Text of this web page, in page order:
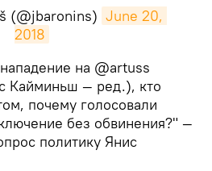
(@jbaronins) June 20,
2018
на @artuss
Кайминьш — ред.), кто
почему голосовали
без обвинения?" —
политику Янис